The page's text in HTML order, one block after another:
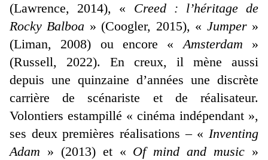
(Lawrence, 2014), « Creed : l’héritage de
Rocky Balboa » (Coogler, 2015), « Jumper»
(Liman, 2008) ou encore «Amsterdam »
(Russell, 2022). En creux, il mène aussi
depuis une quinzaine d’années une discrète
carrière de scénariste et de réalisateur.
Volontiers estampillé « cinéma indépendant »,
ses deux premières réalisations – « Inventing
Adam » (2013) et « Of mind and music »